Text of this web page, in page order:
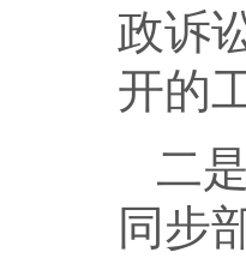
政诉
开的
二
同步